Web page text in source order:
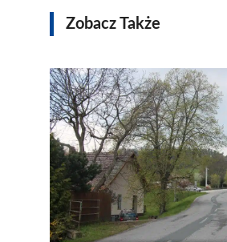
Zobacz Także